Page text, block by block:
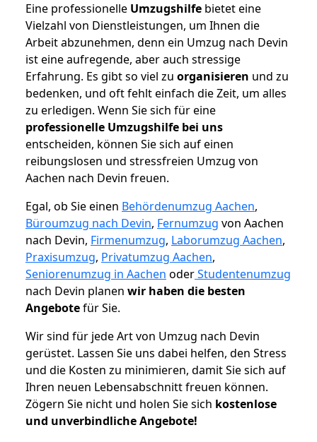
Eine professionelle Umzugshilfe bietet eine
Vielzahl von Dienstleistungen, um Ihnen die
Arbeit abzunehmen, denn ein Umzug nach Devin
ist eine aufregende, aber auch stressige
Erfahrung. Es gibt so viel zu organisieren und zu
bedenken, und oft fehlt einfach die Zeit, um alles
zu erledigen. Wenn Sie sich für eine
professionelle Umzugshilfe bei uns
entscheiden, können Sie sich auf einen
reibungslosen und stressfreien Umzug von
Aachen nach Devin freuen.
Egal, ob Sie einen Behördenumzug Aachen,
Büroumzug nach Devin, Fernumzug von Aachen
nach Devin, Firmenumzug, Laborumzug Aachen,
Praxisumzug, Privatumzug Aachen,
Seniorenumzug in Aachen oderStudentenumzug
nach Devin planen wir haben die besten
Angebotefür Sie.
Wir sind für jede Art von Umzug nach Devin
gerüstet. Lassen Sie uns dabei helfen, den Stress
und die Kosten zu minimieren, damit Sie sich auf
Ihren neuen Lebensabschnitt freuen können.
Zögern Sie nicht und holen Sie sich kostenlose
und unverbindliche Angebote!